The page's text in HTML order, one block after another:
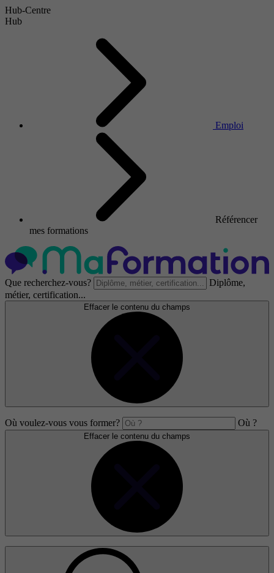
Hub-Centre
Hub
Emploi
Référencer
mes formations
Que recherchez-vous?
Diplôme,
métier, certification...
Effacer le contenu du champs
Où voulez-vous vous former? Où ?
Effacer le contenu du champs